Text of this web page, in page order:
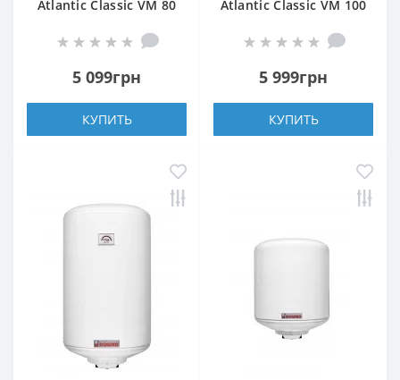
Atlantic Classic VM 80
5 099грн
КУПИТЬ
Atlantic Classic VM 100
5 999грн
КУПИТЬ